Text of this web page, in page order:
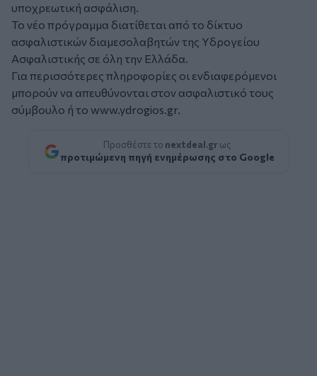
υποχρεωτική ασφάλιση.
Το νέο πρόγραμμα διατίθεται από το δίκτυο
ασφαλιστικών διαμεσολαβητών της Υδρογείου
Ασφαλιστικής σε όλη την Ελλάδα.
Για περισσότερες πληροφορίες οι ενδιαφερόμενοι
μπορούν να απευθύνονται στον ασφαλιστικό τους
σύμβουλο ή το www.ydrogios.gr.
Προσθέστε το nextdeal.gr ως
προτιμώμενη πηγή ενημέρωσης στο Google